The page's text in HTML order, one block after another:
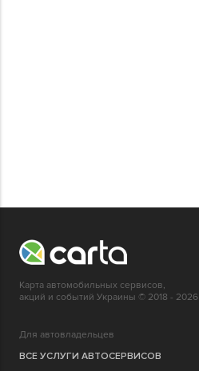
Карта автомобильных сервисов,
акций и событий Украины © 2018 - 2026
Для автовладельцев
ВСЕ УСЛУГИ АВТОСЕРВИСОВ